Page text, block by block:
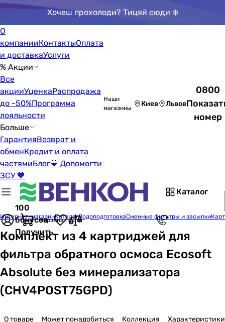
Хочеш прохолоди? Тицяй сюди ❄️
О
компанииКонтактыОплата
и доставкаУслуги
% Акции
Все
акцииУценкаРаспродажа
до -50%Программа
лояльности
Больше
ГарантияВозврат и
обменКредит и оплата
частямиБлог💛 Допомогти
ЗСУ 💙
Наши
магазины
Киев Львов
0800
номер
Каталог
100
бонусов
Получить
Корзина пуста
Интернет-магазинКаталогВодоподготовкаСменные фильтры и засыпки
Комплект из 4 картриджей для
фильтра обратного осмоса Ecosoft
Absolute без минерализатора
(CHV4POST75GPD)
О товаре Может понадобиться Коллекция Характеристики